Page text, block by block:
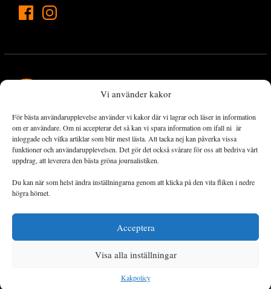
Vi använder kakor
För bästa användarupplevelse använder vi kakor där vi lagrar och läser in information
om er användare. Om ni accepterar det så kan vi spara information om ifall ni är
inloggade och vilka artiklar som blir mest lästa. Att tacka nej kan påverka vissa
funktioner och användarupplevelsen. Det gör det också svårare för oss att bedriva vårt
uppdrag, att leverera den bästa gröna journalistiken.
Du kan när som helst ändra inställningarna genom att klicka på den vita fliken i nedre
högra hörnet.
Acceptera
Visa alla inställningar
Kakpolicy
Landets Fria Tidning är en nyhetstidning med bred bevakning av
det viktigaste som händer lokalt och globalt och med fokus på
omställningsrörelsen. En omställning till ett hållbart samhälle går
både via starka och lika rättigheter för alla människor, minskade
ekonomiska och sociala klyftor, samt utrymme för allt levande att
utvecklas och frodas.